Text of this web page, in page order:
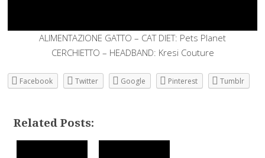
ALIMENTAZIONE GATTO – CAT DIET: Pets Planet
CERCHIETTO – HEADBAND: Kresi Couture
Facebook Twitter Google Pinterest Tumblr
Related Posts: